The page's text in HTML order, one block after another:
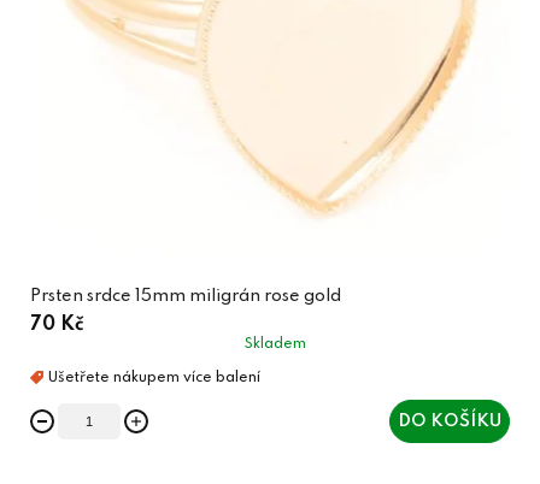
Prsten srdce 15mm miligrán rose gold
70 Kč
Skladem
DO KOŠÍKU